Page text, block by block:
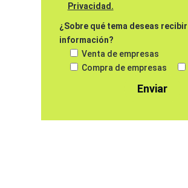
Privacidad.
¿Sobre qué tema deseas recibir
información?
Venta de empresas
Compra de empresas